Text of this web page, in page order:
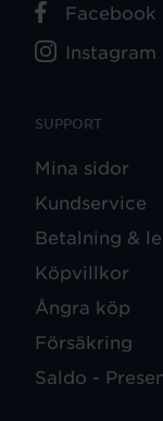
SUPPORT
Mina sidor
Kundservice
Betalning &
Köpvillkor
Ångra köp
Försäkring
Saldo -
Facebook
Instagram